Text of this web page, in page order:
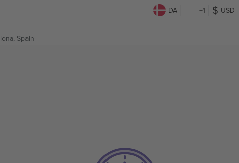
DA +1 USD
Spain